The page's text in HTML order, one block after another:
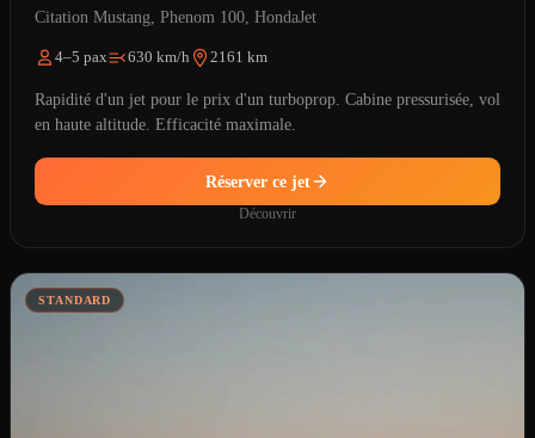
Citation Mustang, Phenom 100, HondaJet
4–5 pax 630 km/h 2161 km
Rapidité d'un jet pour le prix d'un turboprop. Cabine pressurisée, vol
en haute altitude. Efficacité maximale.
Réserver ce jet
Découvrir
STANDARD